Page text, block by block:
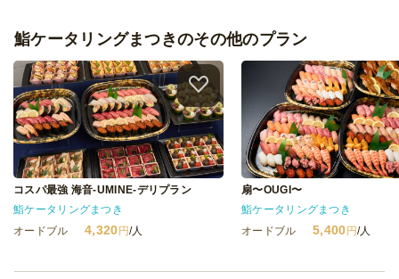
鮨ケータリングまつきのその他のプラン
コスパ最強 海音-UMINE-デリプラン
鮨ケータリングまつき
オードブル
4,320 円/人
扇〜OUGI〜
鮨ケータリングまつき
オードブル
5,400 円/人